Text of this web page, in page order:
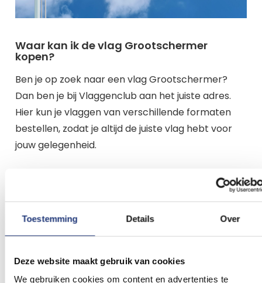
Toestemming Details Over
Deze website maakt gebruik van cookies
We gebruiken cookies om content en advertenties te
Waar kan ik de vlag Grootschermer
kopen?
Ben je op zoek naar een vlag Grootschermer?
Dan ben je bij Vlaggenclub aan het juiste adres.
Hier kun je vlaggen van verschillende formaten
bestellen, zodat je altijd de juiste vlag hebt voor
jouw gelegenheid.
Vlag Grootschermer kopen?
Je staat op het punt om een vlag van
Grootschermer te kopen. We helpen je graag een
keuze te maken. Bedenk waar en hoe vaak je de
Vlaggenclub hebben we vaak de standaard